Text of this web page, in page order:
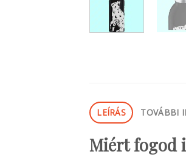
LEÍRÁS TOVÁBBI
Miért fogod